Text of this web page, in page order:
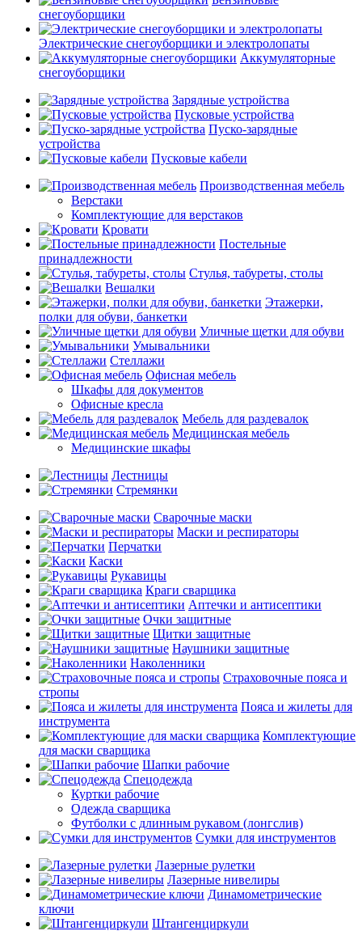
снегоуборщики
Электрические снегоуборщики и электролопаты
Аккумуляторные
снегоуборщики
Зарядные устройства
Пусковые устройства
Пуско-зарядные
устройства
Пусковые кабели
Производственная мебель
Верстаки
Комплектующие для верстаков
Кровати
Постельные
принадлежности
Стулья, табуреты, столы
Вешалки
Этажерки,
полки для обуви, банкетки
Уличные щетки для обуви
Умывальники
Стеллажи
Офисная мебель
Шкафы для документов
Офисные кресла
Мебель для раздевалок
Медицинская мебель
Медицинские шкафы
Лестницы
Стремянки
Сварочные маски
Маски и респираторы
Перчатки
Каски
Рукавицы
Краги сварщика
Аптечки и антисептики
Очки защитные
Щитки защитные
Наушники защитные
Наколенники
Страховочные пояса и
стропы
Пояса и жилеты для
инструмента
Комплектующие
для маски сварщика
Шапки рабочие
Спецодежда
Куртки рабочие
Одежда сварщика
Футболки с длинным рукавом (лонгслив)
Сумки для инструментов
Лазерные рулетки
Лазерные нивелиры
Динамометрические
ключи
Штангенциркули